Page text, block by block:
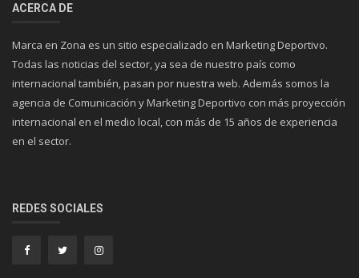
ACERCA DE
Marca en Zona es un sitio especializado en Marketing Deportivo.
Todas las noticias del sector, ya sea de nuestro país como
internacional también, pasan por nuestra web. Además somos la
agencia de Comunicación y Marketing Deportivo con más proyección
internacional en el medio local, con más de 15 años de experiencia
en el sector.
REDES SOCIALES